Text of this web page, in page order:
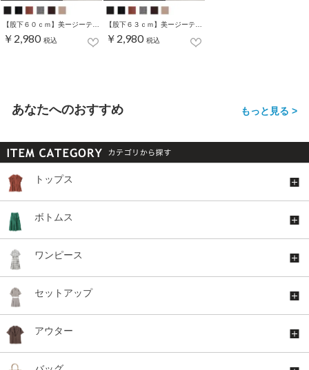
￥2,980 税込 ￥2,980 税込
あなたへのおすすめ もっと見る >
トップス
ボトムス
ワンピース
セットアップ
アウター